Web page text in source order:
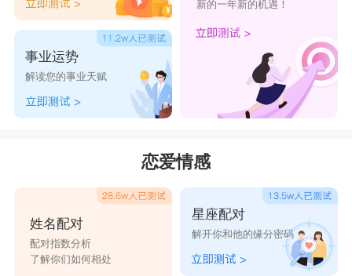
事业运势
解读您的事业天赋
新的一年新的机遇！
恋爱情感
姓名配对
配对指数分析
了解你们如何相处
星座配对
解开你和他的缘分密码